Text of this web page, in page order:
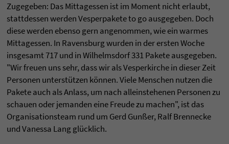
Zugegeben: Das Mittagessen ist im Moment nicht erlaubt,
stattdessen werden Vesperpakete to go ausgegeben. Doch
diese werden ebenso gern angenommen, wie ein warmes
Mittagessen. In Ravensburg wurden in der ersten Woche
insgesamt 717 und in Wilhelmsdorf 331 Pakete ausgegeben.
"Wir freuen uns sehr, dass wir als Vesperkirche in dieser Zeit
Personen unterstützen können. Viele Menschen nutzen die
Pakete auch als Anlass, um nach alleinstehenen Personen zu
schauen oder jemanden eine Freude zu machen", ist das
Organisationsteam rund um Gerd Gunßer, Ralf Brennecke
und Vanessa Lang glücklich.